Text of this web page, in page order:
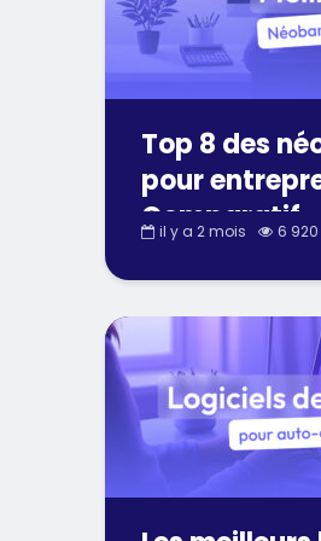
Top 8 des
pour
Comparatif
il y a 2 mois 6